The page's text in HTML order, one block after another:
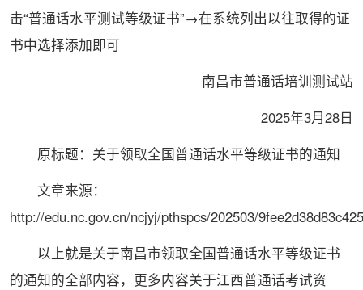
击“普通话水平测试等级证书”→在系统列出以往取得的证
书中选择添加即可
南昌市普通话培训测试站
2025年3月28日
原标题：关于领取全国普通话水平等级证书的通知
文章来源：
http://edu.nc.gov.cn/ncjyj/pthspcs/202503/
以上就是关于南昌市领取全国普通话水平等级证书
的通知的全部内容，更多内容关于江西普通话考试资